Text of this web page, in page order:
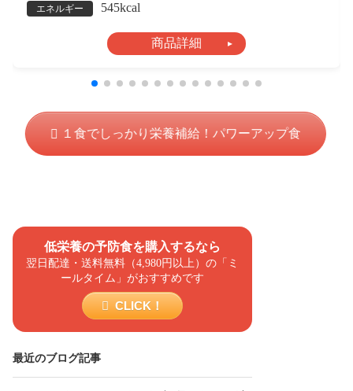
低栄養の予防食を購入するなら
翌日配達・送料無料（4,980円以上）の「ミ
ールタイム」がおすすめです
CLICK！
最近のブログ記事
エネルギー 545kcal
商品詳細
１食でしっかり栄養補給！パワーアップ食